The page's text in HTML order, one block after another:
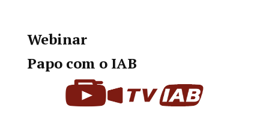
Webinar
Papo com o IAB